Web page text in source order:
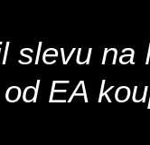
slevu
EA